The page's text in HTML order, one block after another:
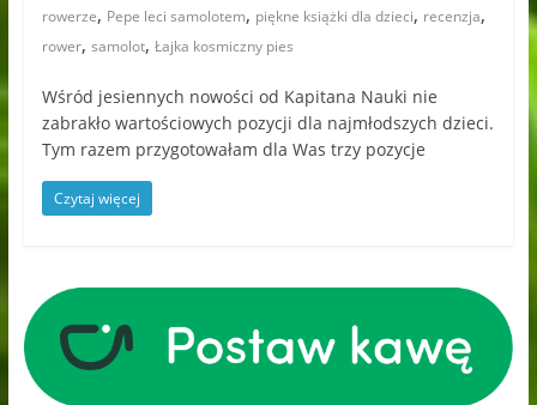
rowerze, Pepe leci samolotem, piękne książki dla dzieci, recenzja,
rower, samolot, Łajka kosmiczny pies
Wśród jesiennych nowości od Kapitana Nauki nie
zabrakło wartościowych pozycji dla najmłodszych dzieci.
Tym razem przygotowałam dla Was trzy pozycje
Czytaj więcej